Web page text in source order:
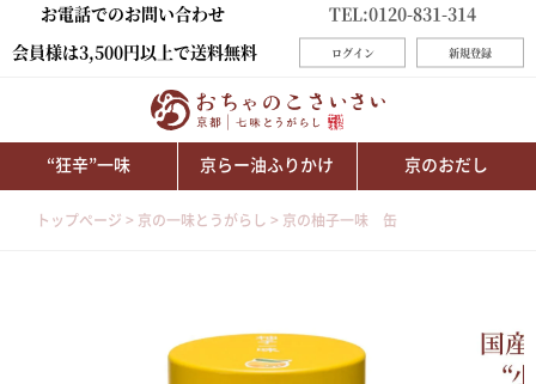
お電話でのお問い合わせ
TEL:0120-831-314
会員様は3,500円以上で送料無料
ログイン 新規登録
“狂辛”一味 京らー油ふりかけ 京のおだし
トップページ 京の一味とうがらし 京の柚子一味 缶